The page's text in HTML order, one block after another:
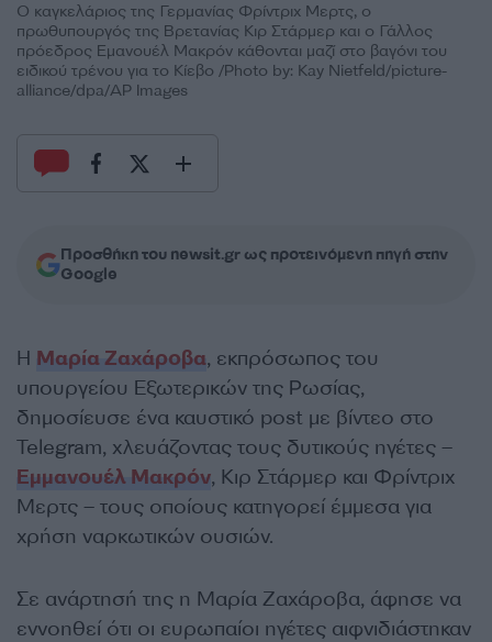
Ο καγκελάριος της Γερμανίας Φρίντριχ Μερτς, ο
πρωθυπουργός της Βρετανίας Κιρ Στάρμερ και ο Γάλλος
πρόεδρος Εμανουέλ Μακρόν κάθονται μαζί στο βαγόνι του
ειδικού τρένου για το Κίεβο /Photo by: Kay Nietfeld/picture-
alliance/dpa/AP Images
Προσθήκη του newsit.gr ως προτεινόμενη πηγή στην
Google
Η Μαρία Ζαχάροβα, εκπρόσωπος του
υπουργείου Εξωτερικών της Ρωσίας,
δημοσίευσε ένα καυστικό post με βίντεο στο
Telegram, χλευάζοντας τους δυτικούς ηγέτες –
Εμμανουέλ Μακρόν, Κιρ Στάρμερ και Φρίντριχ
Μερτς – τους οποίους κατηγορεί έμμεσα για
χρήση ναρκωτικών ουσιών.
Σε ανάρτησή της η Μαρία Ζαχάροβα, άφησε να
εννοηθεί ότι οι ευρωπαίοι ηγέτες αιφνιδιάστηκαν